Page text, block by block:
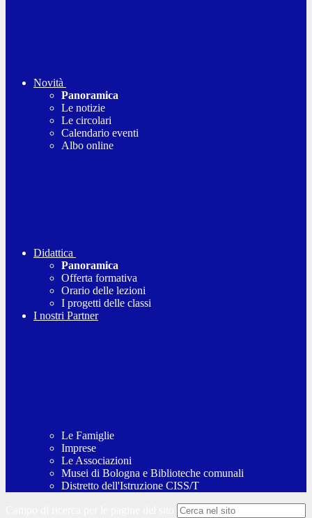
Novità
Panoramica
Le notizie
Le circolari
Calendario eventi
Albo online
Didattica
Panoramica
Offerta formativa
Orario delle lezioni
I progetti delle classi
I nostri Partner
Le Famiglie
Imprese
Le Associazioni
Musei di Bologna e Biblioteche comunali
Distretto dell'Istruzione CISS/T